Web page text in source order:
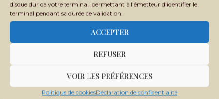
disque dur de votre terminal, permettant à l’émetteur d’identifier le
terminal pendant sa durée de validation.
ACCEPTER
REFUSER
VOIR LES PRÉFÉRENCES
Politique de cookiesDéclaration de confidentialité
Sahel Tribune est un site d’informations générales,
d’analyses, d’enquêtes et de vérification des faits,
crée en 2020 au Mali, sous le nom Phileingora. C’est
d’offrir un contenu plus adapté à nos lecteurs et
partenaires.